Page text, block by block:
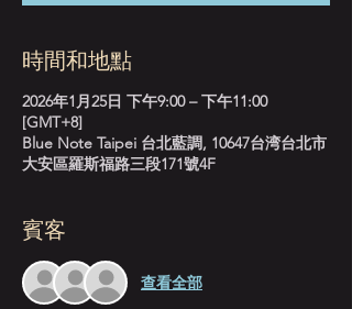
時間和地點
2026年1月25日 下午9:00 – 下午11:00
[GMT+8]
Blue Note Taipei 台北藍調, 10647台湾台北市
大安區羅斯福路三段171號4F
賓客
查看全部